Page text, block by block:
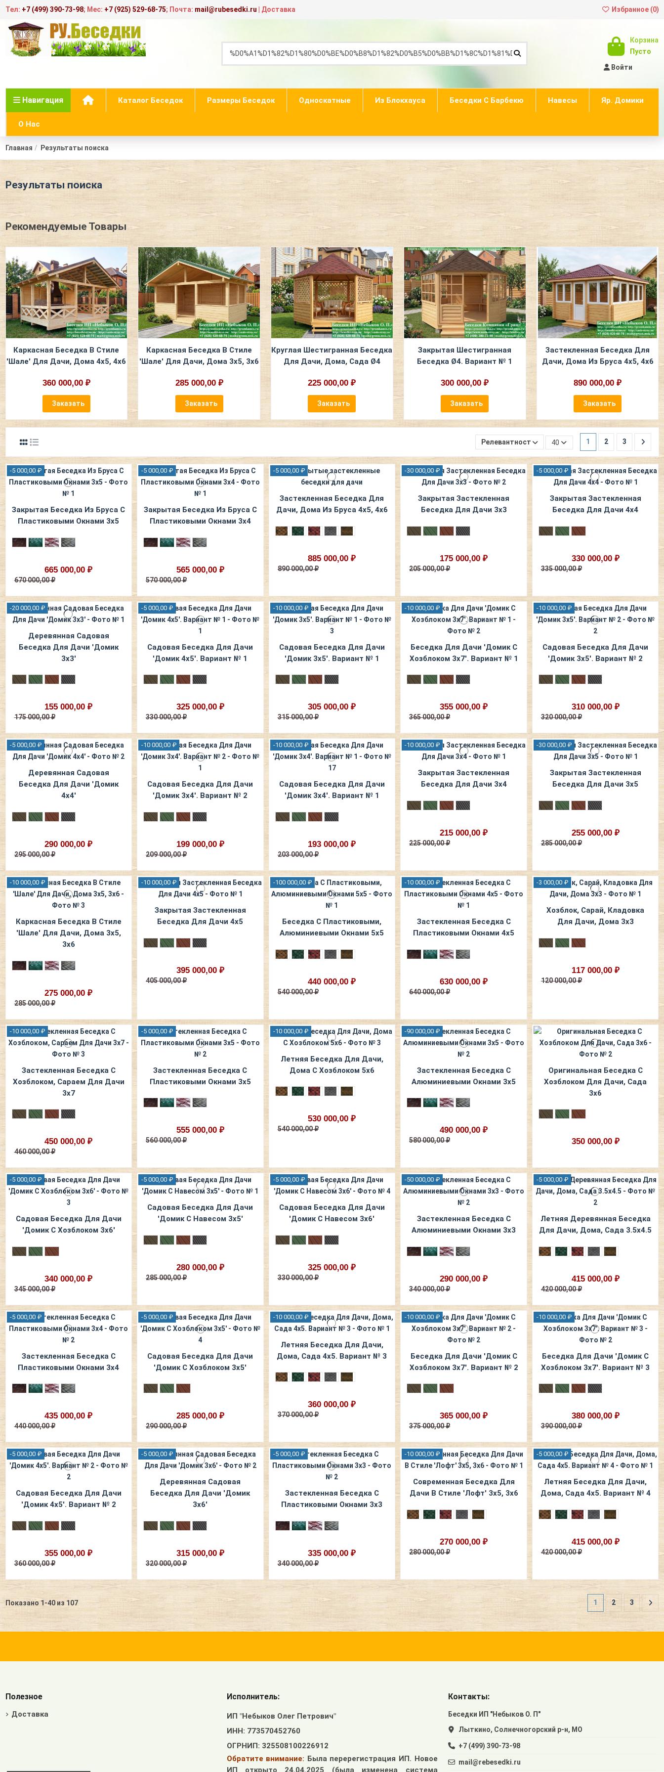
Тел: +7 (499) 390-73-98; Мес: +7 (925) 529-68-75; Почта: mail@rubesedki.ru Доставка Избранное (0)
Корзина
Пусто
Войти
Навигация Каталог Беседок Размеры Беседок Односкатные Из Блокхауса Беседки С Барбекю Навесы Яр. Домики
О Нас
Главная Результаты поиска
Результаты поиска
Рекомендуемые Товары
Каркасная Беседка В Стиле
'Шале' Для Дачи, Дома 4х5, 4х6
360 000,00 ₽
Заказать
Каркасная Беседка В Стиле
'Шале' Для Дачи, Дома 3х5, 3х6
285 000,00 ₽
Заказать
Круглая Шестигранная Беседка
Для Дачи, Дома, Сада Ø4
225 000,00 ₽
Заказать
Закрытая Шестигранная
Беседка Ø4. Вариант № 1
300 000,00 ₽
Заказать
Застекленная Беседка Для
Дачи, Дома Из Бруса 4х5, 4х6
890 000,00 ₽
Заказать
Релевантность 40 1 2 3
-5 000,00 ₽
Закрытая Беседка Из Бруса С
Пластиковыми Окнами 3х5
665 000,00 ₽
670 000,00 ₽
-5 000,00 ₽
Закрытая Беседка Из Бруса С
Пластиковыми Окнами 3х4
565 000,00 ₽
570 000,00 ₽
-5 000,00 ₽
Застекленная Беседка Для
Дачи, Дома Из Бруса 4х5, 4х6
885 000,00 ₽
890 000,00 ₽
-30 000,00 ₽
Закрытая Застекленная
Беседка Для Дачи 3х3
175 000,00 ₽
205 000,00 ₽
-5 000,00 ₽
Закрытая Застекленная
Беседка Для Дачи 4х4
330 000,00 ₽
335 000,00 ₽
-20 000,00 ₽
Деревянная Садовая
Беседка Для Дачи 'Домик
3х3'
155 000,00 ₽
175 000,00 ₽
-5 000,00 ₽
Садовая Беседка Для Дачи
'Домик 4х5'. Вариант № 1
325 000,00 ₽
330 000,00 ₽
-10 000,00 ₽
Садовая Беседка Для Дачи
'Домик 3х5'. Вариант № 1
305 000,00 ₽
315 000,00 ₽
-10 000,00 ₽
Беседка Для Дачи 'Домик С
Хозблоком 3х7'. Вариант № 1
355 000,00 ₽
365 000,00 ₽
-10 000,00 ₽
Садовая Беседка Для Дачи
'Домик 3х5'. Вариант № 2
310 000,00 ₽
320 000,00 ₽
-5 000,00 ₽
Деревянная Садовая
Беседка Для Дачи 'Домик
4х4'
290 000,00 ₽
295 000,00 ₽
-10 000,00 ₽
Садовая Беседка Для Дачи
'Домик 3х4'. Вариант № 2
199 000,00 ₽
209 000,00 ₽
-10 000,00 ₽
Садовая Беседка Для Дачи
'Домик 3х4'. Вариант № 1
193 000,00 ₽
203 000,00 ₽
-10 000,00 ₽
Закрытая Застекленная
Беседка Для Дачи 3х4
215 000,00 ₽
225 000,00 ₽
-30 000,00 ₽
Закрытая Застекленная
Беседка Для Дачи 3х5
255 000,00 ₽
285 000,00 ₽
-10 000,00 ₽
Каркасная Беседка В Стиле
'Шале' Для Дачи, Дома 3х5,
3х6
275 000,00 ₽
285 000,00 ₽
-10 000,00 ₽
Закрытая Застекленная
Беседка Для Дачи 4х5
395 000,00 ₽
405 000,00 ₽
-100 000,00 ₽
Беседка С Пластиковыми,
Алюминиевыми Окнами 5х5
440 000,00 ₽
540 000,00 ₽
-10 000,00 ₽
Застекленная Беседка С
Пластиковыми Окнами 4х5
630 000,00 ₽
640 000,00 ₽
-3 000,00 ₽
Хозблок, Сарай, Кладовка
Для Дачи, Дома 3х3
117 000,00 ₽
120 000,00 ₽
-10 000,00 ₽
Застекленная Беседка С
Хозблоком, Сараем Для Дачи
3х7
450 000,00 ₽
460 000,00 ₽
-5 000,00 ₽
Застекленная Беседка С
Пластиковыми Окнами 3х5
555 000,00 ₽
560 000,00 ₽
-10 000,00 ₽
Летняя Беседка Для Дачи,
Дома С Хозблоком 5х6
530 000,00 ₽
540 000,00 ₽
-90 000,00 ₽
Застекленная Беседка С
Алюминиевыми Окнами 3х5
490 000,00 ₽
580 000,00 ₽
Оригинальная Беседка С
Хозблоком Для Дачи, Сада
3х6
350 000,00 ₽
-5 000,00 ₽
Садовая Беседка Для Дачи
'Домик С Хозблоком 3х6'
340 000,00 ₽
345 000,00 ₽
-5 000,00 ₽
Садовая Беседка Для Дачи
'Домик С Навесом 3х5'
280 000,00 ₽
285 000,00 ₽
-5 000,00 ₽
Садовая Беседка Для Дачи
'Домик С Навесом 3х6'
325 000,00 ₽
330 000,00 ₽
-50 000,00 ₽
Застекленная Беседка С
Алюминиевыми Окнами 3х3
290 000,00 ₽
340 000,00 ₽
-5 000,00 ₽
Летняя Деревянная Беседка
Для Дачи, Дома, Сада 3.5х4.5
415 000,00 ₽
420 000,00 ₽
-5 000,00 ₽
Застекленная Беседка С
Пластиковыми Окнами 3х4
435 000,00 ₽
440 000,00 ₽
-5 000,00 ₽
Садовая Беседка Для Дачи
'Домик С Хозблоком 3х5'
285 000,00 ₽
290 000,00 ₽
-10 000,00 ₽
Летняя Беседка Для Дачи,
Дома, Сада 4х5. Вариант № 3
360 000,00 ₽
370 000,00 ₽
-10 000,00 ₽
Беседка Для Дачи 'Домик С
Хозблоком 3х7'. Вариант № 2
365 000,00 ₽
375 000,00 ₽
-10 000,00 ₽
Беседка Для Дачи 'Домик С
Хозблоком 3х7'. Вариант № 3
380 000,00 ₽
390 000,00 ₽
-5 000,00 ₽
Садовая Беседка Для Дачи
'Домик 4х5'. Вариант № 2
355 000,00 ₽
360 000,00 ₽
-5 000,00 ₽
Деревянная Садовая
Беседка Для Дачи 'Домик
3x6'
315 000,00 ₽
320 000,00 ₽
-5 000,00 ₽
Застекленная Беседка С
Пластиковыми Окнами 3х3
335 000,00 ₽
340 000,00 ₽
-10 000,00 ₽
Современная Беседка Для
Дачи В Стиле 'Лофт' 3х5, 3х6
270 000,00 ₽
280 000,00 ₽
-5 000,00 ₽
Летняя Беседка Для Дачи,
Дома, Сада 4х5. Вариант № 4
415 000,00 ₽
420 000,00 ₽
Показано 1-40 из 107 1 2 3
Полезное
Доставка
Исполнитель:
ИП "Небыков Олег Петрович"
ИНН: 773570452760
ОГРНИП: 325508100226912
Обратите внимание: Была перерегистрация ИП. Новое
ИП открыто 24.04.2025 (была изменена система
Контакты:
Беседки ИП "Небыков О. П"
Лыткино, Солнечногорский р-н, МО
+7 (499) 390-73-98
mail@rebesedki.ru